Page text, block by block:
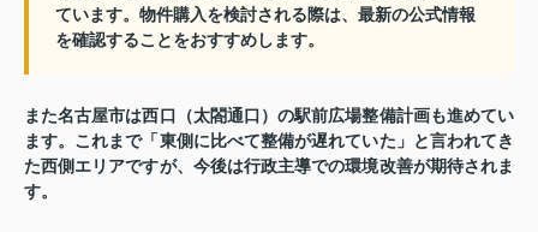
ています。物件購入を検討される際は、最新の公式情報
を確認することをおすすめします。
また名古屋市は西口（太閤通口）の駅前広場整備計画も進めてい
ます。これまで「東側に比べて整備が遅れていた」と言われてき
た西側エリアですが、今後は行政主導での環境改善が期待されま
す。